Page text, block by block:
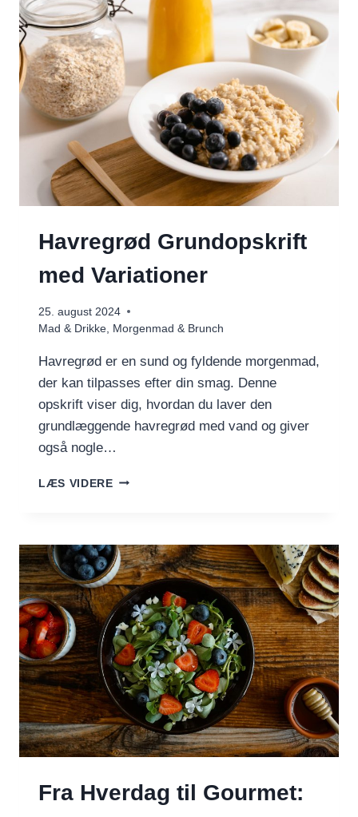
I
SÆSON
Havregrød Grundopskrift
med Variationer
25. august 2024
Mad & Drikke
Morgenmad & Brunch
Havregrød er en sund og fyldende morgenmad,
der kan tilpasses efter din smag. Denne
opskrift viser dig, hvordan du laver den
grundlæggende havregrød med vand og giver
også nogle…
LÆS VIDEREHAVREGRØD
Fra Hverdag til Gourmet: